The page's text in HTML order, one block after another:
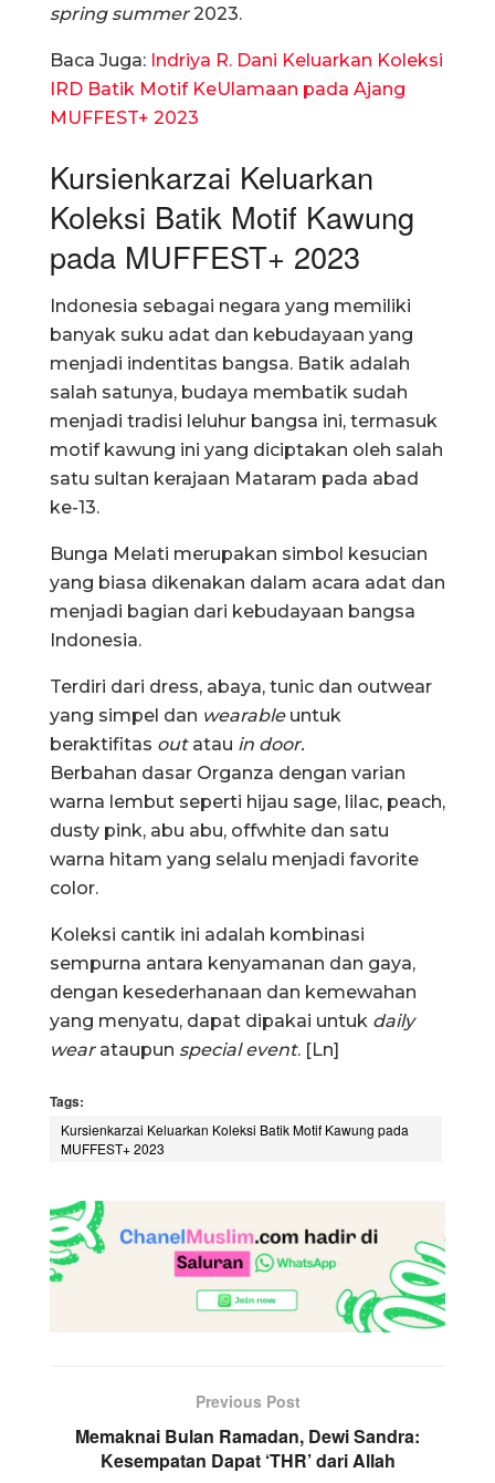
spring summer2023.
Baca Juga: Indriya R. Dani Keluarkan Koleksi
IRD Batik Motif KeUlamaan pada Ajang
MUFFEST+ 2023
Kursienkarzai Keluarkan
Koleksi Batik Motif Kawung
pada MUFFEST+ 2023
Indonesia sebagai negara yang memiliki
banyak suku adat dan kebudayaan yang
menjadi indentitas bangsa. Batik adalah
salah satunya, budaya membatik sudah
menjadi tradisi leluhur bangsa ini, termasuk
motif kawung ini yang diciptakan oleh salah
satu sultan kerajaan Mataram pada abad
ke-13.
Bunga Melati merupakan simbol kesucian
yang biasa dikenakan dalam acara adat dan
menjadi bagian dari kebudayaan bangsa
Indonesia.
Terdiri dari dress, abaya, tunic dan outwear
yang simpel dan wearableuntuk
beraktifitas outatau in door.
Berbahan dasar Organza dengan varian
warna lembut seperti hijau sage, lilac, peach,
dusty pink, abu abu, offwhite dan satu
warna hitam yang selalu menjadi favorite
color.
Koleksi cantik ini adalah kombinasi
sempurna antara kenyamanan dan gaya,
dengan kesederhanaan dan kemewahan
yang menyatu, dapat dipakai untuk daily
wearataupun special event. [Ln]
Tags:
Kursienkarzai Keluarkan Koleksi Batik Motif Kawung pada
MUFFEST+ 2023
Previous Post
Memaknai Bulan Ramadan, Dewi Sandra:
Kesempatan Dapat ‘THR’ dari Allah